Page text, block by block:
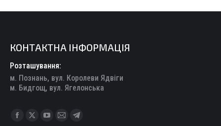
КОНТАКТНА ІНФОРМАЦІЯ
Розташування:
м. Познань, вул. Королеви Ядвіги
м. Бидгощ, вул. Ягелонська
Find us on:
Facebook
X
YouTube
Mail
Telegram